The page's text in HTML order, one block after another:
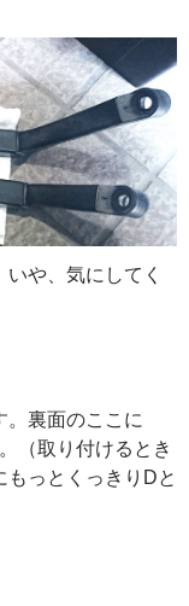
や、気にしてく
。裏面のここに
（取り付けるとき
っとくっきりDと